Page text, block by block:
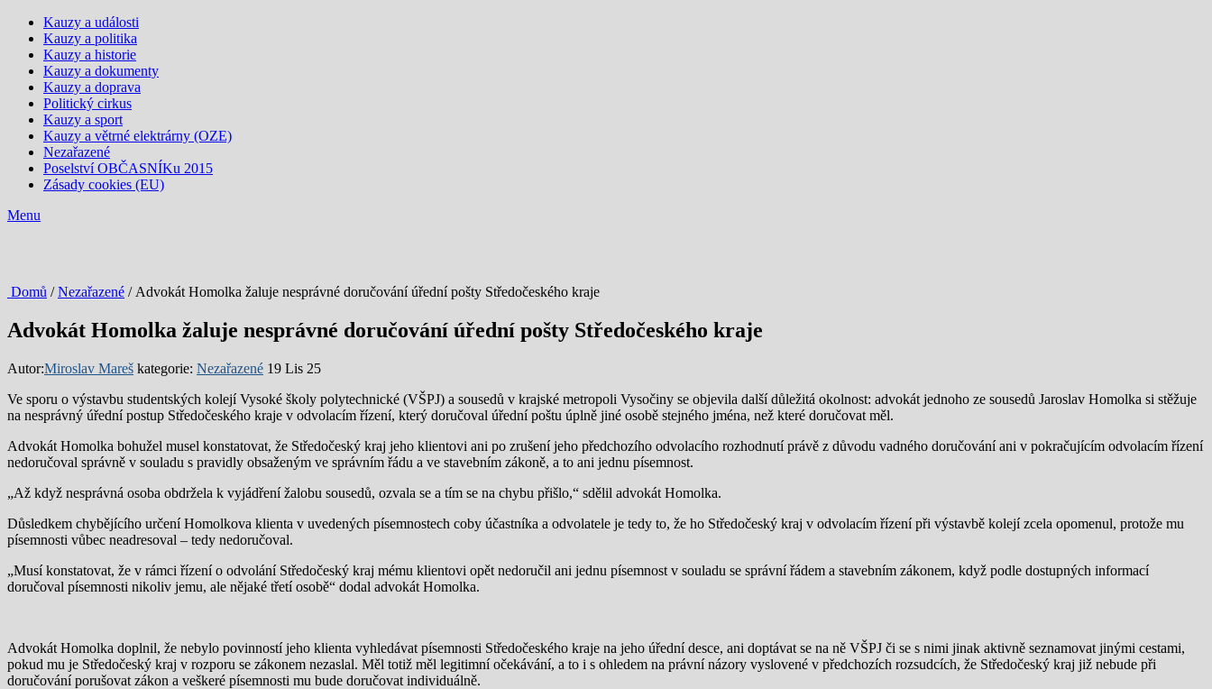
Kauzy a události
Kauzy a politika
Kauzy a historie
Kauzy a dokumenty
Kauzy a doprava
Politický cirkus
Kauzy a sport
Kauzy a větrné elektrárny (OZE)
Nezařazené
Poselství OBČASNÍKu 2015
Zásady cookies (EU)
Menu
Domů /Nezařazené / Advokát Homolka žaluje nesprávné doručování úřední pošty Středočeského kraje
Advokát Homolka žaluje nesprávné doručování úřední pošty Středočeského kraje
Autor:Miroslav Mareš kategorie: Nezařazené 19 Lis 25
Ve sporu o výstavbu studentských kolejí Vysoké školy polytechnické (VŠPJ) a sousedů v krajské metropoli Vysočiny se objevila další důležitá okolnost: advokát jednoho ze sousedů Jaroslav Homolka si stěžuje
na nesprávný úřední postup Středočeského kraje v odvolacím řízení, který doručoval úřední poštu úplně jiné osobě stejného jména, než které doručovat měl.
Advokát Homolka bohužel musel konstatovat, že Středočeský kraj jeho klientovi ani po zrušení jeho předchozího odvolacího rozhodnutí právě z důvodu vadného doručování ani v pokračujícím odvolacím řízení
nedoručoval správně v souladu s pravidly obsaženým ve správním řádu a ve stavebním zákoně, a to ani jednu písemnost.
„Až když nesprávná osoba obdržela k vyjádření žalobu sousedů, ozvala se a tím se na chybu přišlo,“ sdělil advokát Homolka.
Důsledkem chybějícího určení Homolkova klienta v uvedených písemnostech coby účastníka a odvolatele je tedy to, že ho Středočeský kraj v odvolacím řízení při výstavbě kolejí zcela opomenul, protože mu
písemnosti vůbec neadresoval – tedy nedoručoval.
„Musí konstatovat, že v rámci řízení o odvolání Středočeský kraj mému klientovi opět nedoručil ani jednu písemnost v souladu se správní řádem a stavebním zákonem, když podle dostupných informací
doručoval písemnosti nikoliv jemu, ale nějaké třetí osobě“ dodal advokát Homolka.
Advokát Homolka doplnil, že nebylo povinností jeho klienta vyhledávat písemnosti Středočeského kraje na jeho úřední desce, ani doptávat se na ně VŠPJ či se s nimi jinak aktivně seznamovat jinými cestami,
pokud mu je Středočeský kraj v rozporu se zákonem nezaslal. Měl totiž měl legitimní očekávání, a to i s ohledem na právní názory vyslovené v předchozích rozsudcích, že Středočeský kraj již nebude při
doručování porušovat zákon a veškeré písemnosti mu bude doručovat individuálně.